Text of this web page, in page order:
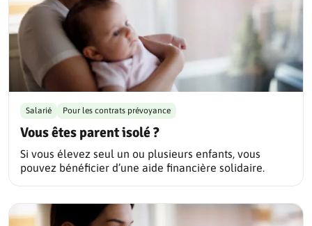
Vous êtes parent isolé ?
Salarié Pour les contrats prévoyance
Si vous élevez seul un ou plusieurs enfants, vous
pouvez bénéficier d’une aide financière solidaire.